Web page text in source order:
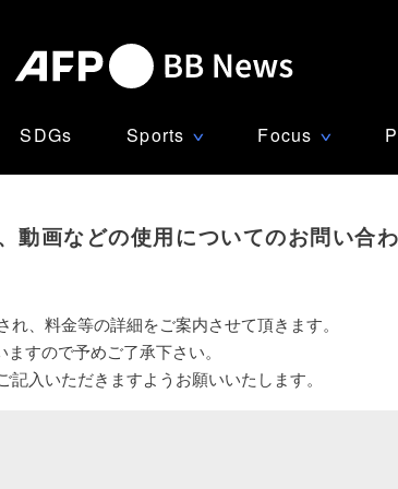
SDGs Sports ∨ Focus ∨
動画などの使用についてのお問い合
、料金等の詳細をご案内させて頂きます。
すので予めご了承下さい。
入いただきますようお願いいたします。